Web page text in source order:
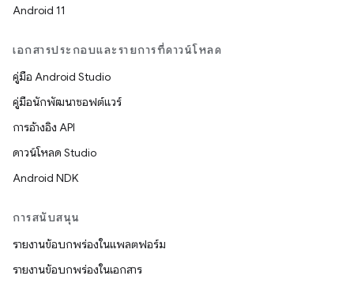
Android 11
เอกสารประกอบและรายการที่ดาวน์โหลด
คู่มือ Android Studio
คู่มือนักพัฒนาซอฟต์แวร์
การอ้างอิง API
ดาวน์โหลด Studio
Android NDK
การสนับสนุน
รายงานข้อบกพร่องในแพลตฟอร์ม
รายงานข้อบกพร่องในเอกสาร